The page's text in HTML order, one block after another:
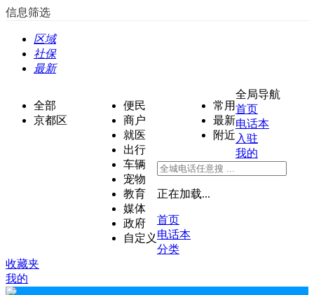
信息筛选
区域
社保
最新
全部
京都区
便民
商户
就医
出行
车辆
宠物
教育
媒体
政府
自定义
常用
最新
附近
全局导航
首页
电话本
入驻
我的
正在加载...
首页
电话本
分类
收藏夹
我的